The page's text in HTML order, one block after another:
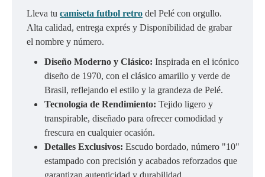
Lleva tu camiseta futbol retro del Pelé con orgullo.
Alta calidad, entrega exprés y Disponibilidad de grabar
el nombre y número.
Diseño Moderno y Clásico: Inspirada en el icónico
diseño de 1970, con el clásico amarillo y verde de
Brasil, reflejando el estilo y la grandeza de Pelé.
Tecnología de Rendimiento: Tejido ligero y
transpirable, diseñado para ofrecer comodidad y
frescura en cualquier ocasión.
Detalles Exclusivos: Escudo bordado, número "10"
estampado con precisión y acabados reforzados que
garantizan autenticidad y durabilidad.